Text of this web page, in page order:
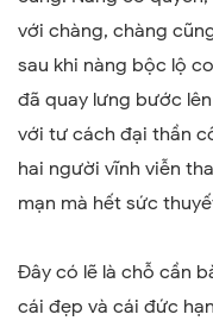
với chàng, chàng
sau khi nàng bộc lộ
đã quay lưng bước
với tư cách đại thần
hai người vĩnh viễn
mạn mà hết sức
Đây có lẽ là chỗ cần
cái đẹp và cái đức